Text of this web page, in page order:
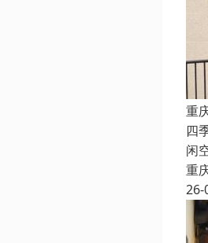
重
四
闲
重
26-